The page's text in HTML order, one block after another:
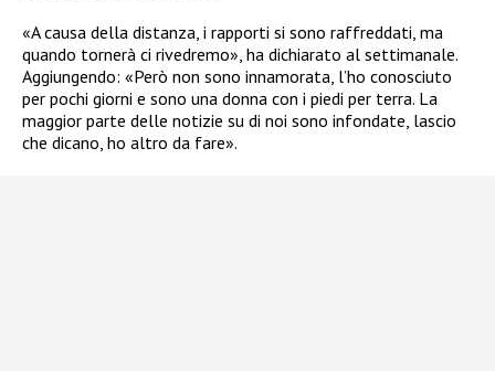
«A causa della distanza, i rapporti si sono raffreddati, ma
quando tornerà ci rivedremo», ha dichiarato al settimanale.
Aggiungendo: «Però non sono innamorata, l’ho conosciuto
per pochi giorni e sono una donna con i piedi per terra. La
maggior parte delle notizie su di noi sono infondate, lascio
che dicano, ho altro da fare».